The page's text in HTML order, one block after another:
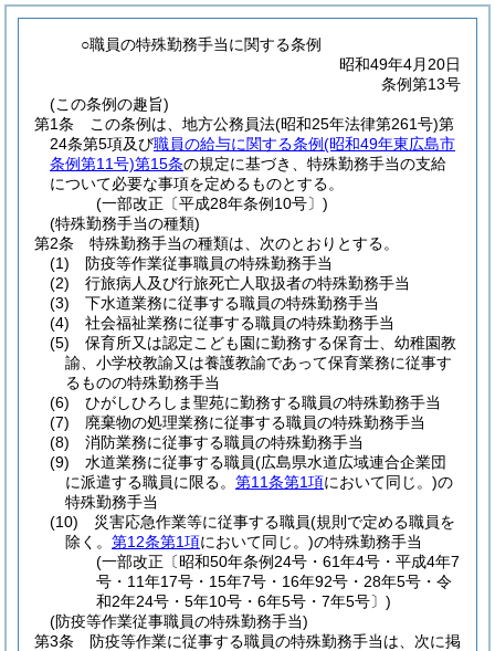
○職員の特殊勤務手当に関する条例
昭和49年4月20日
条例第13号
(この条例の趣旨)
第1条
この条例は、地方公務員法(昭和25年法律第261号)第
24条第5項及び職員の給与に関する条例(昭和49年東広島市
条例第11号)第15条の規定に基づき、特殊勤務手当の支給
について必要な事項を定めるものとする。
(一部改正〔平成28年条例10号〕)
(特殊勤務手当の種類)
第2条
特殊勤務手当の種類は、次のとおりとする。
(1)
防疫等作業従事職員の特殊勤務手当
(2)
行旅病人及び行旅死亡人取扱者の特殊勤務手当
(3)
下水道業務に従事する職員の特殊勤務手当
(4)
社会福祉業務に従事する職員の特殊勤務手当
(5)
保育所又は認定こども園に勤務する保育士、幼稚園教
諭、小学校教諭又は養護教諭であって保育業務に従事す
るものの特殊勤務手当
(6)
ひがしひろしま聖苑に勤務する職員の特殊勤務手当
(7)
廃棄物の処理業務に従事する職員の特殊勤務手当
(8)
消防業務に従事する職員の特殊勤務手当
(9)
水道業務に従事する職員(広島県水道広域連合企業団
に派遣する職員に限る。 第11条第1項において同じ。)の
特殊勤務手当
(10)
災害応急作業等に従事する職員(規則で定める職員を
除く。 第12条第1項において同じ。)の特殊勤務手当
(一部改正〔昭和50年条例24号・61年4号・平成4年7
号・11年17号・15年7号・16年92号・28年5号・令
和2年24号・5年10号・6年5号・7年5号〕)
(防疫等作業従事職員の特殊勤務手当)
第3条
防疫等作業に従事する職員の特殊勤務手当は、次に掲